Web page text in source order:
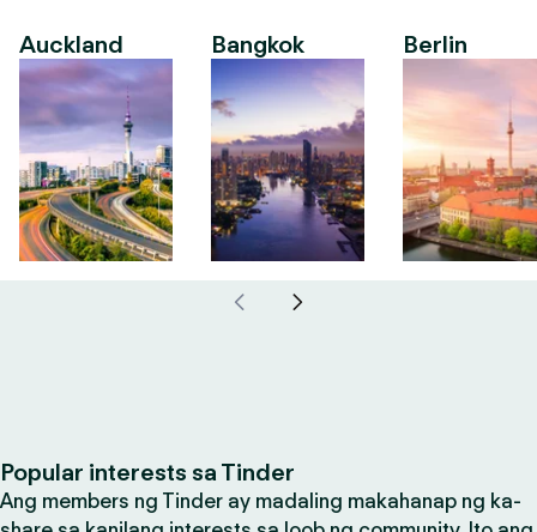
Auckland Bangkok Berlin
Popular interests sa Tinder
Ang members ng Tinder ay madaling makahanap ng ka-